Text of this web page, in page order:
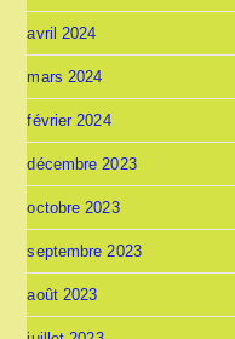
avril 2024
mars 2024
février 2024
décembre 2023
octobre 2023
septembre 2023
août 2023